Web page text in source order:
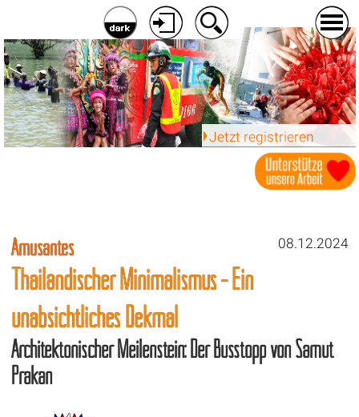
Jetzt registrieren
08.12.2024
Amüsantes
Thailändischer Minimalismus - Ein
unabsichtliches Dekmal
Architektonischer Meilenstein: Der Busstopp von Samut
Prakan